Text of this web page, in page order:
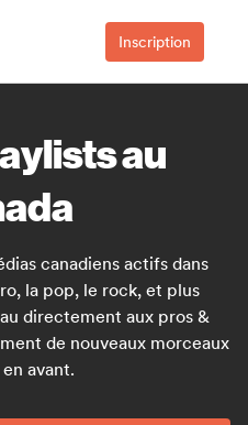
Inscription
au
canadiens actifs dans
la pop, le rock, et plus
directement aux pros &
de nouveaux morceaux
avant.